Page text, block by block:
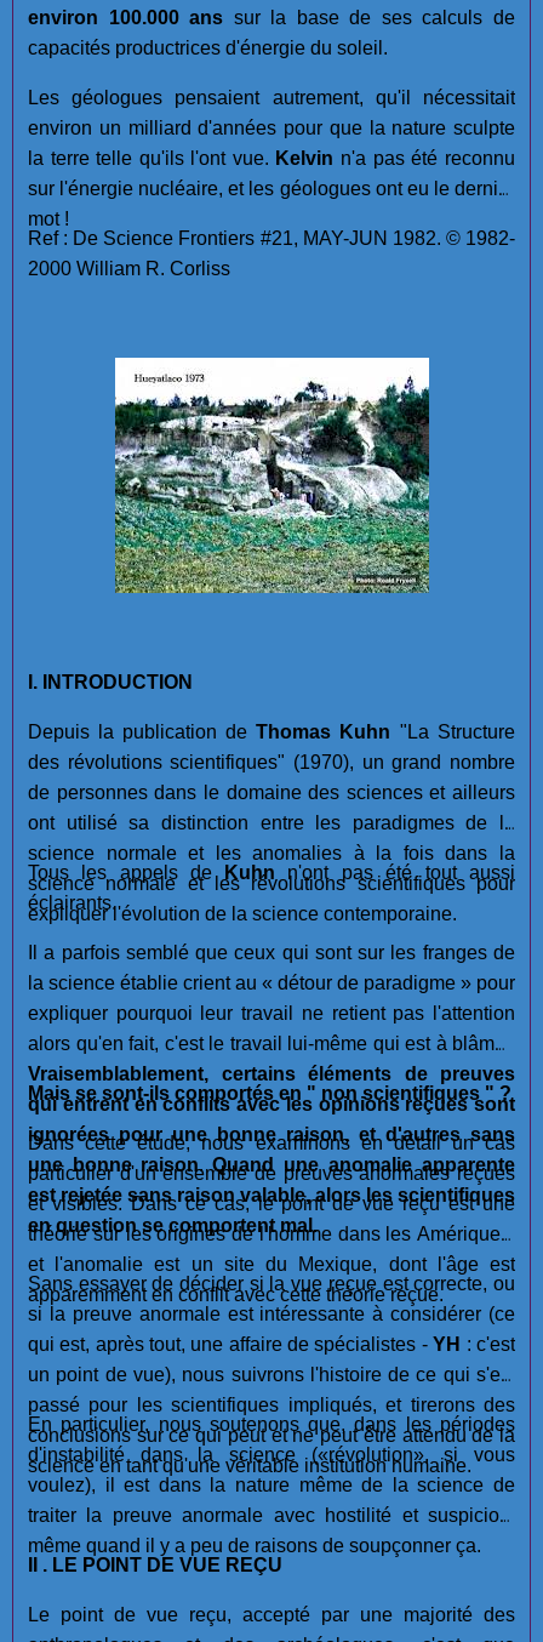
environ 100.000 ans sur la base de ses calculs de
capacités productrices d'énergie du soleil.
Les géologues pensaient autrement, qu'il nécessitait
environ un milliard d'années pour que la nature sculpte
la terre telle qu'ils l'ont vue. Kelvin n'a pas été reconnu
sur l'énergie nucléaire, et les géologues ont eu le dernier
mot !
Ref : De Science Frontiers #21, MAY-JUN 1982. © 1982-
2000 William R. Corliss
I. INTRODUCTION
Depuis la publication de Thomas Kuhn "La Structure
des révolutions scientifiques" (1970), un grand nombre
de personnes dans le domaine des sciences et ailleurs
ont utilisé sa distinction entre les paradigmes de la
science normale et les anomalies à la fois dans la
science normale et les révolutions scientifiques pour
expliquer l'évolution de la science contemporaine.
Tous les appels de Kuhn n'ont pas été tout aussi
éclairants.
Il a parfois semblé que ceux qui sont sur les franges de
la science établie crient au « détour de paradigme » pour
expliquer pourquoi leur travail ne retient pas l'attention
alors qu'en fait, c'est le travail lui-même qui est à blâmer.
Vraisemblablement, certains éléments de preuves
qui entrent en conflits avec les opinions reçues sont
ignorées pour une bonne raison, et d'autres sans
une bonne raison.Quand une anomalie apparente
est rejetée sans raison valable, alors les scientifiques
en question se comportent mal.
Mais se sont-ils comportés en " non scientifiques " ?
Dans cette étude, nous examinons en détail un cas
particulier d'un ensemble de preuves anormales reçues
et visibles. Dans ce cas, le point de vue reçu est une
théorie sur les origines de l'homme dans les Amériques,
et l'anomalie est un site du Mexique, dont l'âge est
apparemment en conflit avec cette théorie reçue.
Sans essayer de décider si la vue reçue est correcte, ou
si la preuve anormale est intéressante à considérer (ce
qui est, après tout, une affaire de spécialistes - YH : c'est
un point de vue), nous suivrons l'histoire de ce qui s'est
passé pour les scientifiques impliqués, et tirerons des
conclusions sur ce qui peut et ne peut être attendu de la
science en tant qu'une véritable institution humaine.
En particulier, nous soutenons que, dans les périodes
d'instabilité dans la science («révolution», si vous
voulez), il est dans la nature même de la science de
traiter la preuve anormale avec hostilité et suspicion,
même quand il y a peu de raisons de soupçonner ça.
II . LE POINT DE VUE REÇU
Le point de vue reçu, accepté par une majorité des